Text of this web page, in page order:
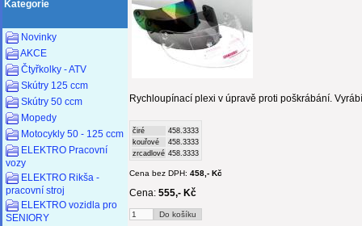
Kategorie
Novinky
AKCE
Čtyřkolky - ATV
Skútry 125 ccm
Skútry 50 ccm
Mopedy
Motocykly 50 - 125 ccm
ELEKTRO Pracovní
vozy
ELEKTRO Rikša -
pracovní stroj
ELEKTRO vozidla pro
SENIORY
Rychloupínací plexi v úpravě proti poškrábání.
čiré
458.3333
kouřové
458.3333
zrcadlové 458.3333
Cena bez DPH: 458,- Kč
Cena: 555,- Kč